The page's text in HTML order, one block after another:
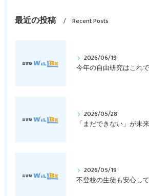
最近の投稿 Recent Posts
2026/06/19
2026/05/28
2026/05/19